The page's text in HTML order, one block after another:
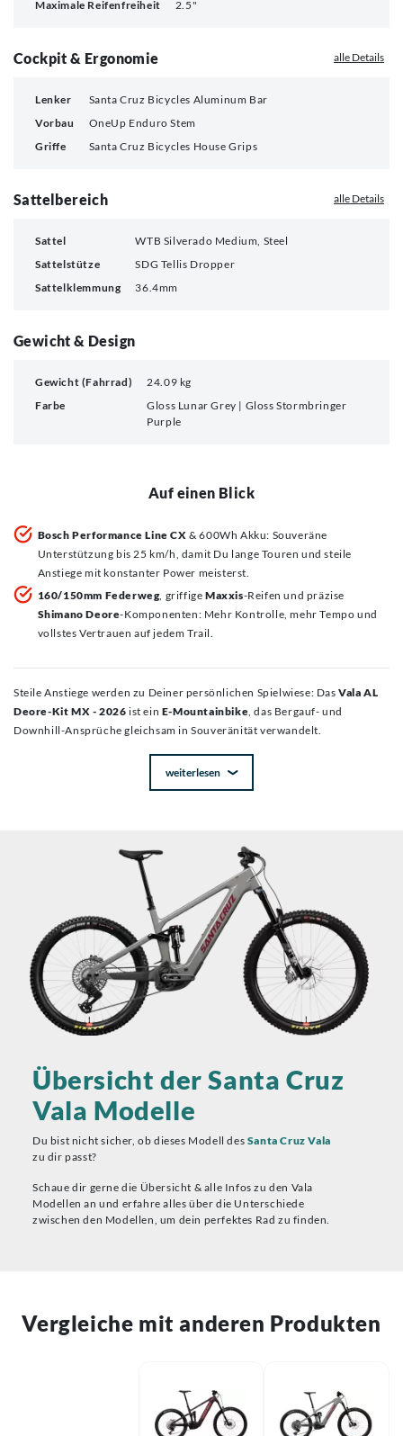
Maximale Reifenfreiheit 2.5"
Cockpit & Ergonomie alle Details
Lenker
Santa Cruz Bicycles Aluminum Bar
Vorbau
OneUp Enduro Stem
Griffe
Santa Cruz Bicycles House Grips
Sattelbereich alle Details
Sattel
WTB Silverado Medium, Steel
Sattelstütze
SDG Tellis Dropper
Sattelklemmung
36.4mm
Gewicht & Design
Gewicht (Fahrrad)
24.09 kg
Farbe
Gloss Lunar Grey | Gloss Stormbringer
Purple
Auf einen Blick
Bosch Performance Line CX & 600Wh Akku: Souveräne
Unterstützung bis 25 km/h, damit Du lange Touren und steile
Anstiege mit konstanter Power meisterst.
160/150mm Federweg, griffigeMaxxis-Reifen und präzise
Shimano Deore-Komponenten: Mehr Kontrolle, mehr Tempo und
vollstes Vertrauen auf jedem Trail.
Steile Anstiege werden zu Deiner persönlichen Spielwiese: DasVala AL
Deore-Kit MX - 2026 ist ein E-Mountainbike, das Bergauf- und
Downhill-Ansprüche gleichsam in Souveränität verwandelt.
weiterlesen
Übersicht der Santa Cruz
Vala Modelle
Du bist nicht sicher, ob dieses Modell des Santa Cruz Vala
zu dir passt?
Schaue dir gerne die Übersicht & alle Infos zu den Vala
Modellen an und erfahre alles über die Unterschiede
zwischen den Modellen, um dein perfektes Rad zu finden.
Vergleiche mit anderen Produkten